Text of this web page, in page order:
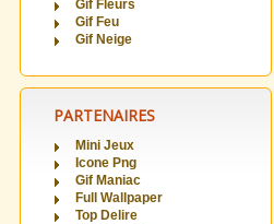
Gif Fleurs
Gif Feu
Gif Neige
PARTENAIRES
Mini Jeux
Icone Png
Gif Maniac
Full Wallpaper
Top Delire